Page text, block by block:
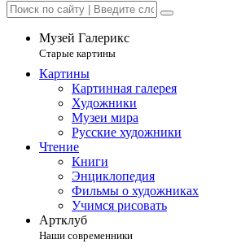
Музей Галерикс
Старые картины
Картины
Картинная галерея
Художники
Музеи мира
Русские художники
Чтение
Книги
Энциклопедия
Фильмы о художниках
Учимся рисовать
Артклуб
Наши современники